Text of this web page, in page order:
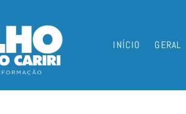
INÍCIO GERAL